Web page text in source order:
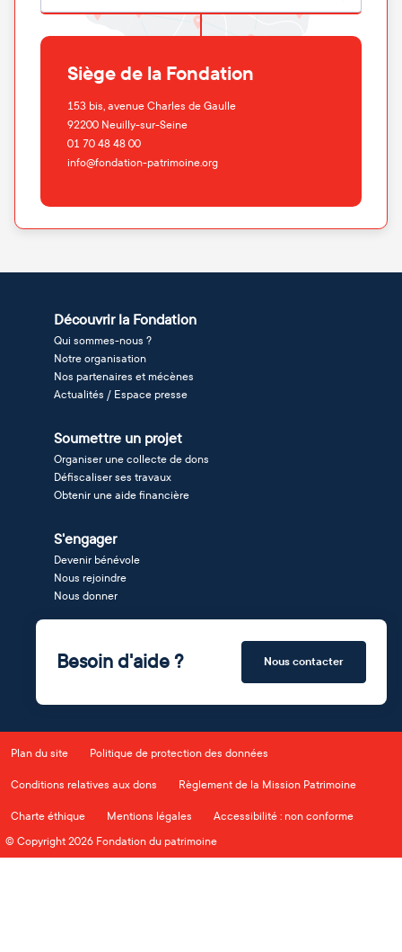
Siège de la Fondation
153 bis, avenue Charles de Gaulle
92200 Neuilly-sur-Seine
01 70 48 48 00
info@fondation-patrimoine.org
Découvrir la Fondation
Qui sommes-nous ?
Notre organisation
Nos partenaires et mécènes
Actualités / Espace presse
Soumettre un projet
Organiser une collecte de dons
Défiscaliser ses travaux
Obtenir une aide financière
S'engager
Devenir bénévole
Nous rejoindre
Nous donner
Besoin d'aide ? Nous contacter
Plan du site Politique de protection des données
Conditions relatives aux dons Règlement de la Mission Patrimoine
Charte éthique Mentions légales
Accessibilité : non conforme
© Copyright 2026 Fondation du patrimoine